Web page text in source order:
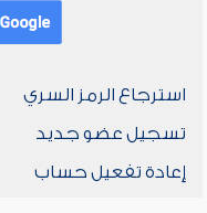
استرجاع الرمز السري
تسجيل عضو جديد
إعادة تفعيل حساب